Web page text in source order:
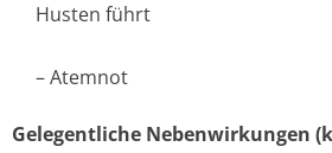
Husten führt
– Atemnot
Gelegentliche Nebenwirkungen